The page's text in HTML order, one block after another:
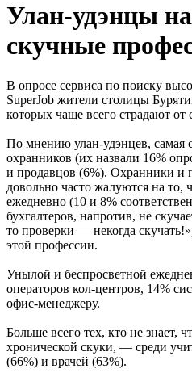
Улан-удэнцы
скучные
В опросе сервиса по поиску
SuperJob жители столицы
которых чаще всего страдают
По мнению улан-удэнцев, самая
охранников (их назвали 16%
и продавцов (6%). Охранники и
довольно часто жалуются на то,
ежедневно (10 и 8%
бухгалтеров, напротив, не
то проверки — некогда
этой профессии.
Унылой и беспросветной
операторов кол-центров, 14%
офис-менеджеру.
Больше всего тех, кто не знает,
хронической скуки, — среди
(66%) и врачей (63%).